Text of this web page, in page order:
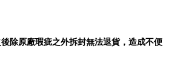
除原廠瑕疵之外拆封無法退貨，造成不便